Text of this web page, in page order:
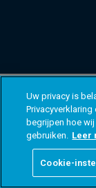
Uw privacy is
begrijpen hoe
gebruiken. Leer
Cookie-